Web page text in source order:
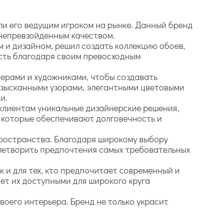
его ведущим игроком на рынке. Данный бренд
качеством.
и дизайном, решил создать коллекцию обоев,
благодаря своим превосходным
и художниками, чтобы создавать
узорами, элегантными цветовыми
уникальные дизайнерские решения,
обеспечивают долговечность и
Благодаря широкому выбору
предпочтения самых требовательных
для тех, кто предпочитает современный и
их доступными для широкого круга
интерьера. Бренд не только украсит